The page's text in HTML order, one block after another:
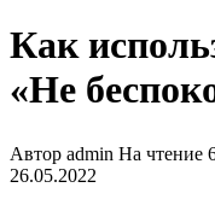
Как
«Не
Автор admin На чтение
26.05.2022